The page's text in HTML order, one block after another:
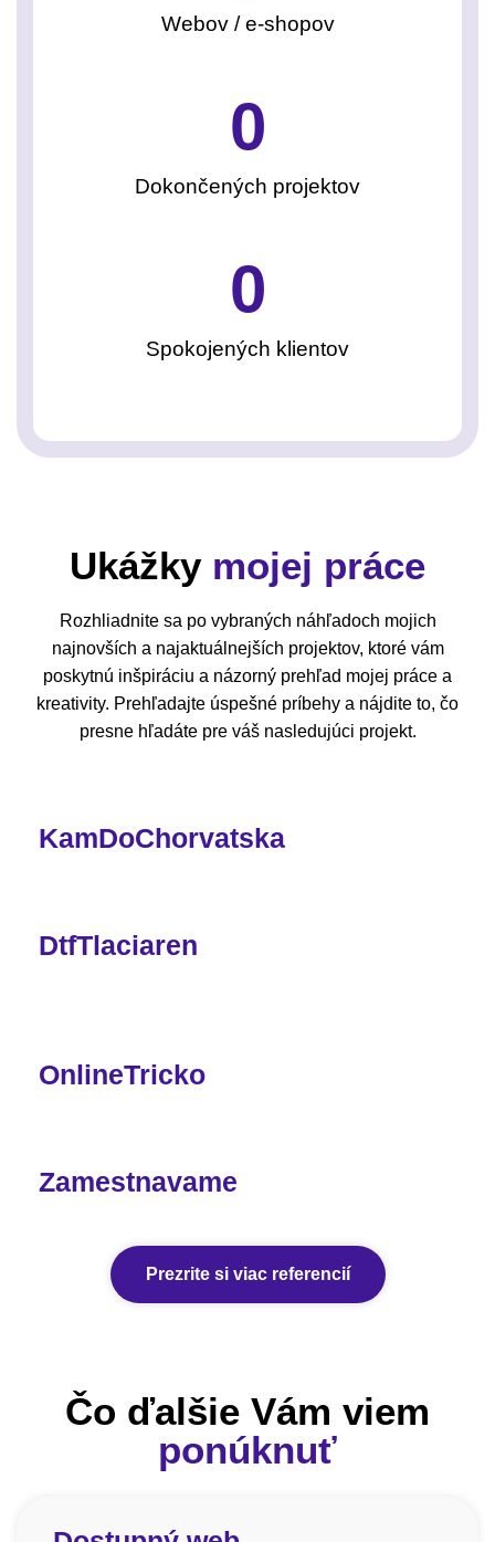
Webov / e-shopov
Dokončených projektov
0
Spokojených klientov
0
Ukážkymojej práce
Rozhliadnite sa po vybraných náhľadoch mojich
najnovších a najaktuálnejších projektov, ktoré vám
poskytnú inšpiráciu a názorný prehľad mojej práce a
kreativity. Prehľadajte úspešné príbehy a nájdite to, čo
presne hľadáte pre váš nasledujúci projekt.
KamDoChorvatska
DtfTlaciaren
OnlineTricko
Zamestnavame
Prezrite si viac referencií
Čo ďalšie Vám viem
ponúknuť